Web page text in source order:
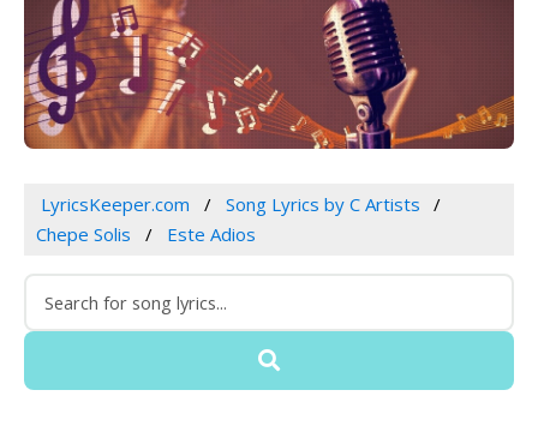
LyricsKeeper.com
Song Lyrics by C Artists
Chepe Solis
Este Adios